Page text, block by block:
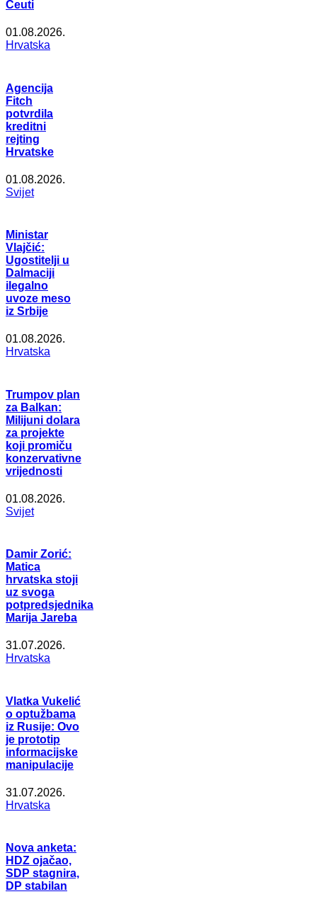
Ceuti
01.08.2026.
Hrvatska
Agencija
Fitch
potvrdila
kreditni
rejting
Hrvatske
01.08.2026.
Svijet
Ministar
Vlajčić:
Ugostitelji u
Dalmaciji
ilegalno
uvoze meso
iz Srbije
01.08.2026.
Hrvatska
Trumpov plan
za Balkan:
Milijuni dolara
za projekte
koji promiču
konzervativne
vrijednosti
01.08.2026.
Svijet
Damir Zorić:
Matica
hrvatska stoji
uz svoga
potpredsjednika
Marija Jareba
31.07.2026.
Hrvatska
Vlatka Vukelić
o optužbama
iz Rusije: Ovo
je prototip
informacijske
manipulacije
31.07.2026.
Hrvatska
Nova anketa:
HDZ ojačao,
SDP stagnira,
DP stabilan